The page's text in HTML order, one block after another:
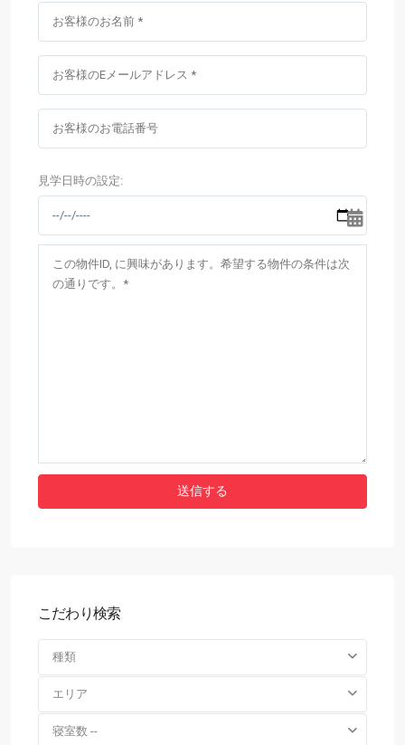
見学日時の設定:
こだわり検索
種類
エリア
寝室数 --